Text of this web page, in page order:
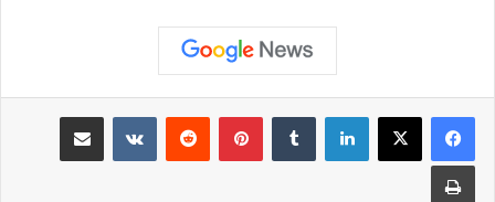
لينكدإن بينتيريست مشاركة عبر البريد
طباعة